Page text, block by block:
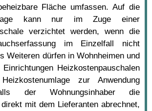
Fläche umfassen. Auf die
kann nur im Zuge einer
verzichtet werden, wenn die
im Einzelfall nicht
Weiteren dürfen in Wohnheimen und
Heizkostenpauschalen
zur Anwendung
der Wohnungsinhaber die
mit dem Lieferanten abrechnet,